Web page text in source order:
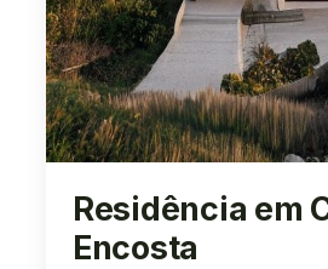
Residência em
Encosta